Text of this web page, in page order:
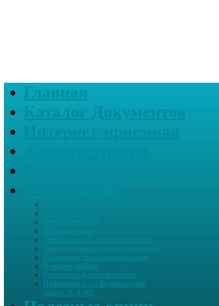
Главная
Награжденные
Образование и здравоохранение
Общеобразовательные учреждения
Строительство и производство
О нашем районе
Реквизиты Администрации
Информация по федеральному
закону № 8-ФЗ